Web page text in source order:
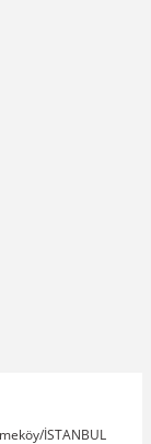
İSTANBUL